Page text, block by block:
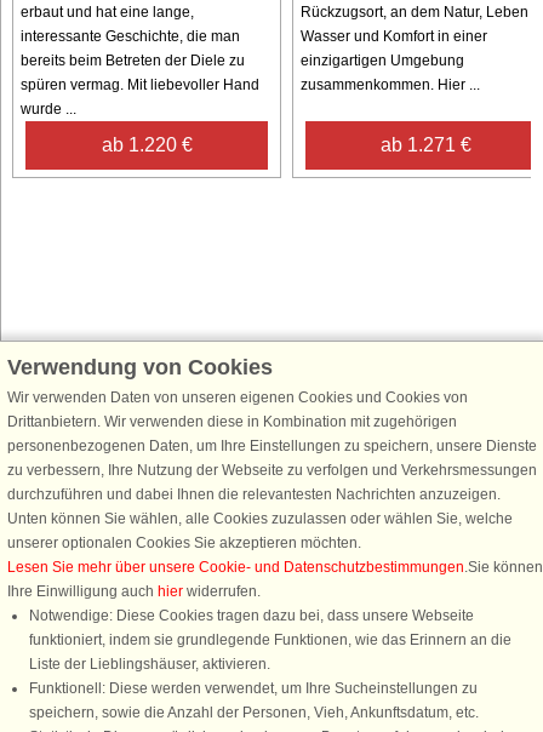
erbaut und hat eine lange,
interessante Geschichte, die man
bereits beim Betreten der Diele zu
spüren vermag. Mit liebevoller Hand
wurde ...
ab 1.220 €
Rückzugsort, an dem Natur, Leben
Wasser und Komfort in einer
einzigartigen Umgebung
zusammenkommen. Hier ...
ab 1.271 €
Schließen Sie sich 100.000 Ferienhaus-Fans an
Erhalten Sie einen Willkommensgutschein von 25 €für Ihren nächsten
Ferienhausurlaub - melden Sie sich einfach für den DanCenter Newsletter
an. Verpassen Sie nie wieder exklusive Angebote, Gewinnspiele und
Urlaubstipps!
Newsletter abonnieren
Verwendung von Cookies
Wir verwenden Daten von unseren eigenen Cookies und Cookies von
Drittanbietern. Wir verwenden diese in Kombination mit zugehörigen
personenbezogenen Daten, um Ihre Einstellungen zu speichern, unsere Dienste
zu verbessern, Ihre Nutzung der Webseite zu verfolgen und Verkehrsmessungen
durchzuführen und dabei Ihnen die relevantesten Nachrichten anzuzeigen.
Unten können Sie wählen, alle Cookies zuzulassen oder wählen Sie, welche
unserer optionalen Cookies Sie akzeptieren möchten.
Lesen Sie mehr über unsere Cookie- und Datenschutzbestimmungen.Sie können
Ihre Einwilligung auch hier widerrufen.
Notwendige: Diese Cookies tragen dazu bei, dass unsere Webseite
funktioniert, indem sie grundlegende Funktionen, wie das Erinnern an die
Liste der Lieblingshäuser, aktivieren.
Funktionell: Diese werden verwendet, um Ihre Sucheinstellungen zu
speichern, sowie die Anzahl der Personen, Vieh, Ankunftsdatum, etc.